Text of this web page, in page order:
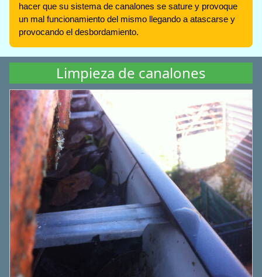
hacer que su sistema de canalones se sature y provoque
un mal funcionamiento del mismo llegando a atascarse y
provocando el desbordamiento.
Limpieza de canalones